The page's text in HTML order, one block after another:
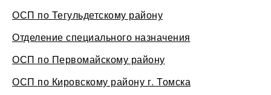
ОСП по Тегульдетскому району
Отделение специального назначения
ОСП по Первомайскому району
ОСП по Кировскому району г. Томска